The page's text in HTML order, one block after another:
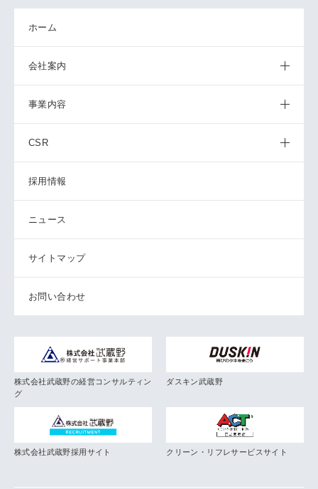
ホーム
会社案内
事業内容
CSR
採用情報
ニュース
サイトマップ
お問い合わせ
株式会社武蔵野の経営コンサルティン
グ
ダスキン武蔵野
株式会社武蔵野採用サイト クリーン・リフレサービスサイト